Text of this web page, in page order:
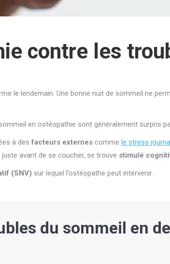
contre les
le lendemain. Une bonne nuit de sommeil ne
en ostéopathie sont généralement surpris
à des facteurs externes comme le stress
avant de se coucher, se trouve stimulé
(SNV) sur lequel l’ostéopathe peut intervenir.
du sommeil en